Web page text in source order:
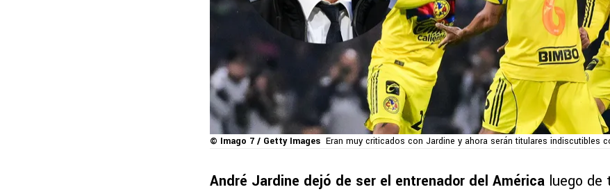
© Imago 7 / Getty Images Eran muy criticados con Jardine y ahora serán titulares indiscutibles
André Jardine dejó de ser el entrenador del América luego de